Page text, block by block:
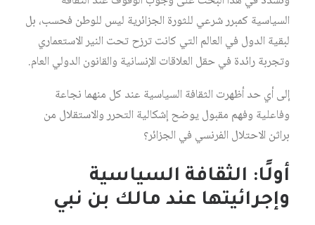
السياسية كمبرر شرعي للثورة الجزائرية ليس للوطن فحسب، بل
لبقية الدول في العالم التي كانت ترزح تحت النير الاستعماري
وتجربة رائدة في حقل العلاقات الإنسانية والقانون الدولي العام.
إلى أي حد أظهرت الثقافة السياسية عند كل منهما نجاعة
وفاعلية وفهم مقبول يوضح إشكالية التحرر والاستقلال من
براثن الاحتلال الفرنسي في الجزائر؟
أولًا: الثقافة السياسية
وإجرائيتها عند مالك بن نبي